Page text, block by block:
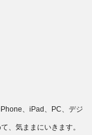
、iPad、PC、デジ
、気ままにいきます。